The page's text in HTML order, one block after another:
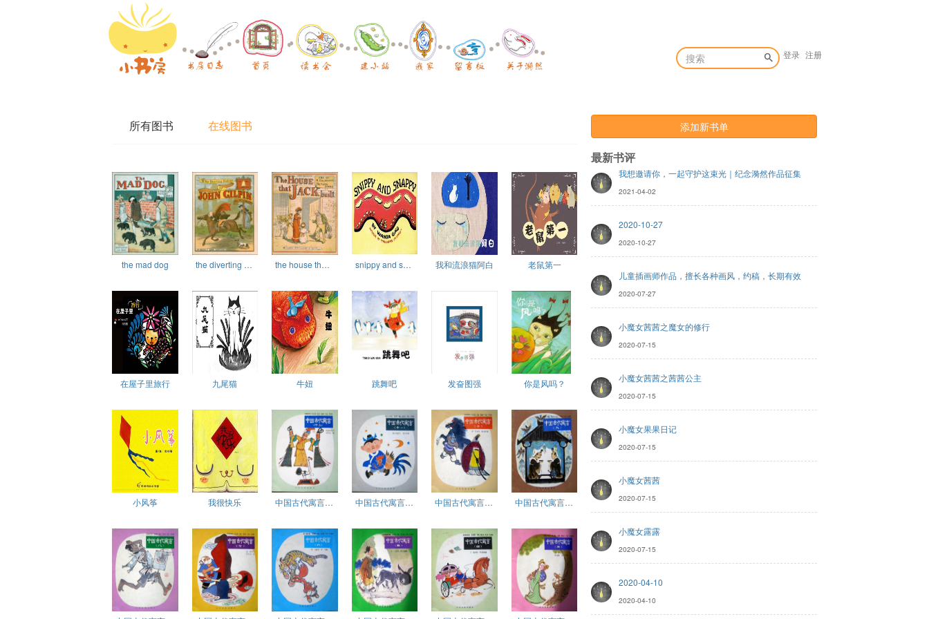
登录 注册
所有图书 在线图书
the mad dog the diverting history of John Gilpin the house that Jack built snippy and snappy 我和流浪猫阿白 老鼠第一
在屋子里旅行 九尾猫 牛妞 跳舞吧 发奋图强 你是风吗？
小风筝 我很快乐 中国古代寓言（十二） 中国古代寓言（十一） 中国古代寓言（十） 中国古代寓言（九）
添加新书单
最新书评
我想邀请你，一起守护这束光｜纪念漪然作品征集
2021-04-02
2020-10-27
2020-10-27
儿童插画师作品，擅长各种画风，约稿，长期有效
2020-07-27
小魔女茜茜之魔女的修行
2020-07-15
小魔女茜茜之茜茜公主
2020-07-15
小魔女果果日记
2020-07-15
小魔女茜茜
2020-07-15
小魔女露露
2020-07-15
2020-04-10
2020-04-10